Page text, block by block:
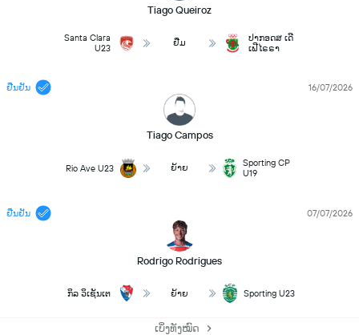
Tiago Queiroz
Santa Clara
U23
ຢືມ
ປາກອດສ ເດີ
ເຟີໄຣຣາ
ຢືນຢັນ
Tiago Campos
16/07/2026
Rio Ave U23 ຍ້າຍ
Sporting CP
U19
ຢືນຢັນ
Rodrigo Rodrigues
07/07/2026
ກິລ ວິເຊັນເຕ ຍ້າຍ Sporting U23
ເບິ່ງທັງໝົດ